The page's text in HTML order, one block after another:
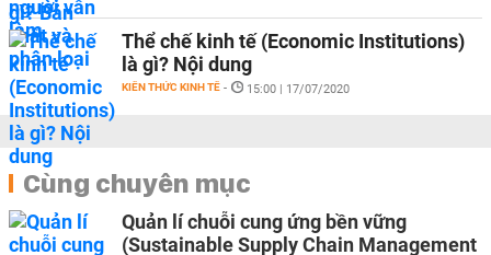
Thể chế kinh tế (Economic Institutions)
là gì? Nội dung
KIẾN THỨC KINH TẾ - 15:00 | 17/07/2020
Cùng chuyên mục
Quản lí chuỗi cung ứng bền vững
(Sustainable Supply Chain Management